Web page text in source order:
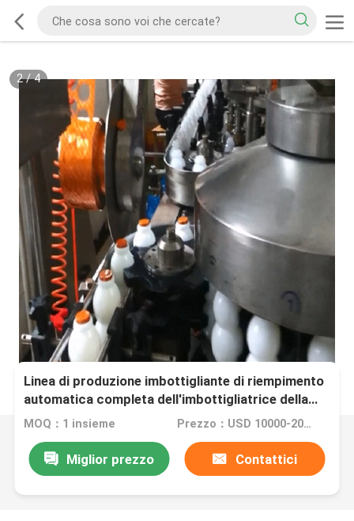
2/4
Linea di produzione imbottigliante di riempimento
automatica completa dell'imbottigliatrice della
bevanda di 380V 1500ml attrezzatura
MOQ：1 insieme Prezzo：USD 10000-20000 per Set
Miglior prezzo Contattici